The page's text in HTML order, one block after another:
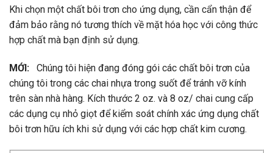
Khi chọn một chất bôi trơn cho ứng dụng, cần cẩn thận để
đảm bảo rằng nó tương thích về mặt hóa học với công thức
hợp chất mà bạn định sử dụng.
MỚI: Chúng tôi hiện đang đóng gói các chất bôi trơn của
chúng tôi trong các chai nhựa trong suốt để tránh vỡ kính
trên sàn nhà hàng. Kích thước 2 oz. và 8 oz/ chai cung cấp
các dụng cụ nhỏ giọt để kiểm soát chính xác ứng dụng chất
bôi trơn hữu ích khi sử dụng với các hợp chất kim cương.